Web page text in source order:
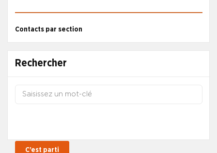
Contacts par section
Rechercher